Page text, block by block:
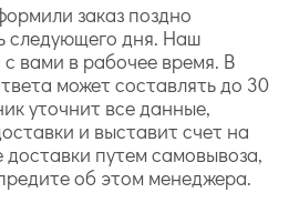
заказ поздно
следующего дня. Наш
вами в рабочее время. В
может составлять до 30
уточнит все данные,
и выставит счет на
путем самовывоза,
об этом менеджера.